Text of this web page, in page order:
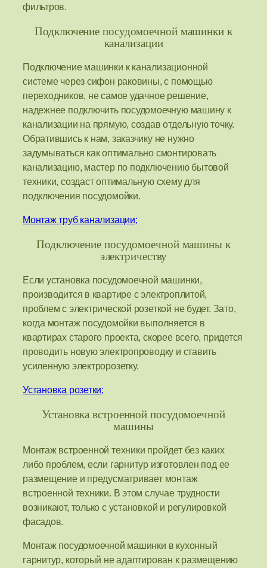
фильтров.
Подключение посудомоечной машинки к
канализации
Подключение машинки к канализационной
системе через сифон раковины, с помощью
переходников, не самое удачное решение,
надежнее подключить посудомоечную машину к
канализации на прямую, создав отдельную точку.
Обратившись к нам, заказчику не нужно
задумываться как оптимально смонтировать
канализацию, мастер по подключению бытовой
техники, создаст оптимальную схему для
подключения посудомойки.
Монтаж труб канализации;
Подключение посудомоечной машины к
электричеству
Если установка посудомоечной машинки,
производится в квартире с электроплитой,
проблем с электрической розеткой не будет. Зато,
когда монтаж посудомойки выполняется в
квартирах старого проекта, скорее всего, придется
проводить новую электропроводку и ставить
усиленную электророзетку.
Установка розетки;
Установка встроенной посудомоечной
машины
Монтаж встроенной техники пройдет без каких
либо проблем, если гарнитур изготовлен под ее
размещение и предусматривает монтаж
встроенной техники. В этом случае трудности
возникают, только с установкой и регулировкой
фасадов.
Монтаж посудомоечной машинки в кухонный
гарнитур, который не адаптирован к размещению